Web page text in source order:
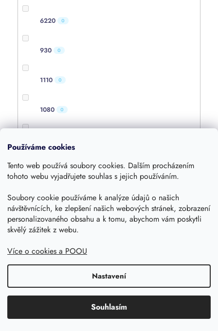
Používáme cookies
Tento web používá soubory cookies. Dalším procházením
tohoto webu vyjadřujete souhlas s jejich používáním.
Soubory cookie používáme k analýze údajů o našich
návštěvnících, ke zlepšení našich webových stránek, zobrazení
personalizovaného obsahu a k tomu, abychom vám poskytli
skvělý zážitek z webu.
Více o cookies a POOU
Nastavení
Souhlasím
6220 0
930 0
1110 0
1080 0
4000 0
1600 0
360 0
420
1250 0
1055